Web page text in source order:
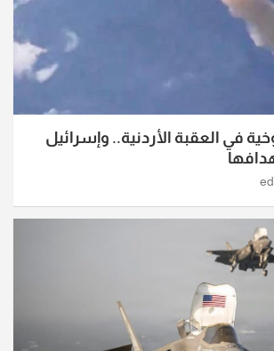
في العقبة الأردنية.. وإسرائيل